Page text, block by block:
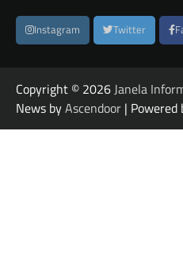
Instagram Twitter
Copyright © 2026Janela
News byAscendoor | Powered